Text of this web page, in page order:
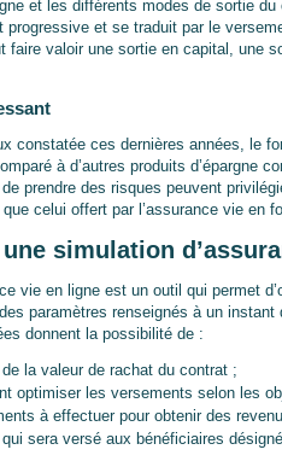
et les différents modes de sortie
et se traduit par le
faire valoir une sortie en capital, une
constatée ces dernières années, le
à d’autres produits d’épargne
prendre des risques peuvent
que celui offert par l’assurance vie en
simulation
vie en ligne est un outil qui permet
paramètres renseignés à un
donnent la possibilité de :
la valeur de rachat du contrat ;
optimiser les versements selon les
à effectuer pour obtenir des
sera versé aux bénéficiaires